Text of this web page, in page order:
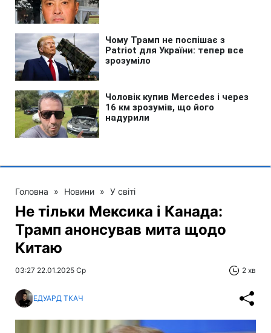
Головна » Новини » У світі
Не тільки Мексика і Канада:
Трамп анонсував мита щодо
Китаю
03:27 22.01.2025 Ср 2 хв
ЕДУАРД ТКАЧ